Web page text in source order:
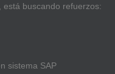
está buscando refuerzos:
sistema SAP